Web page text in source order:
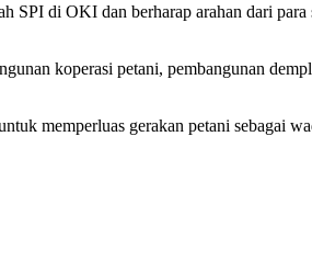
SPI di OKI dan berharap arahan dari
koperasi petani, pembangunan
memperluas gerakan petani sebagai